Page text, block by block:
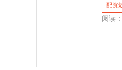
配资
阅读：